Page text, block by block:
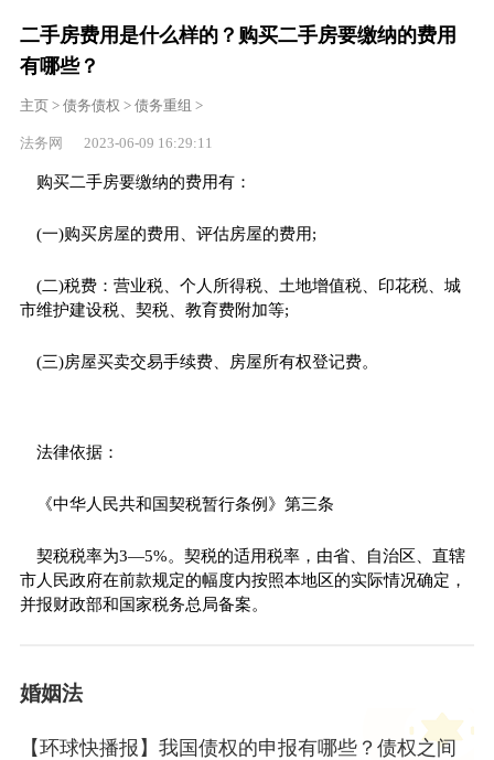
二手房费用是什么样的？购买二手房要缴纳的费用
有哪些？
主页> 债务债权 > 债务重组 >
法务网 2023-06-09 16:29:11
购买二手房要缴纳的费用有：
(一)购买房屋的费用、评估房屋的费用;
(二)税费：营业税、个人所得税、土地增值税、印花税、城
市维护建设税、契税、教育费附加等;
(三)房屋买卖交易手续费、房屋所有权登记费。
法律依据：
《中华人民共和国契税暂行条例》第三条
契税税率为3—5%。契税的适用税率，由省、自治区、直辖
市人民政府在前款规定的幅度内按照本地区的实际情况确定，
并报财政部和国家税务总局备案。
婚姻法
【环球快播报】我国债权的申报有哪些？债权之间